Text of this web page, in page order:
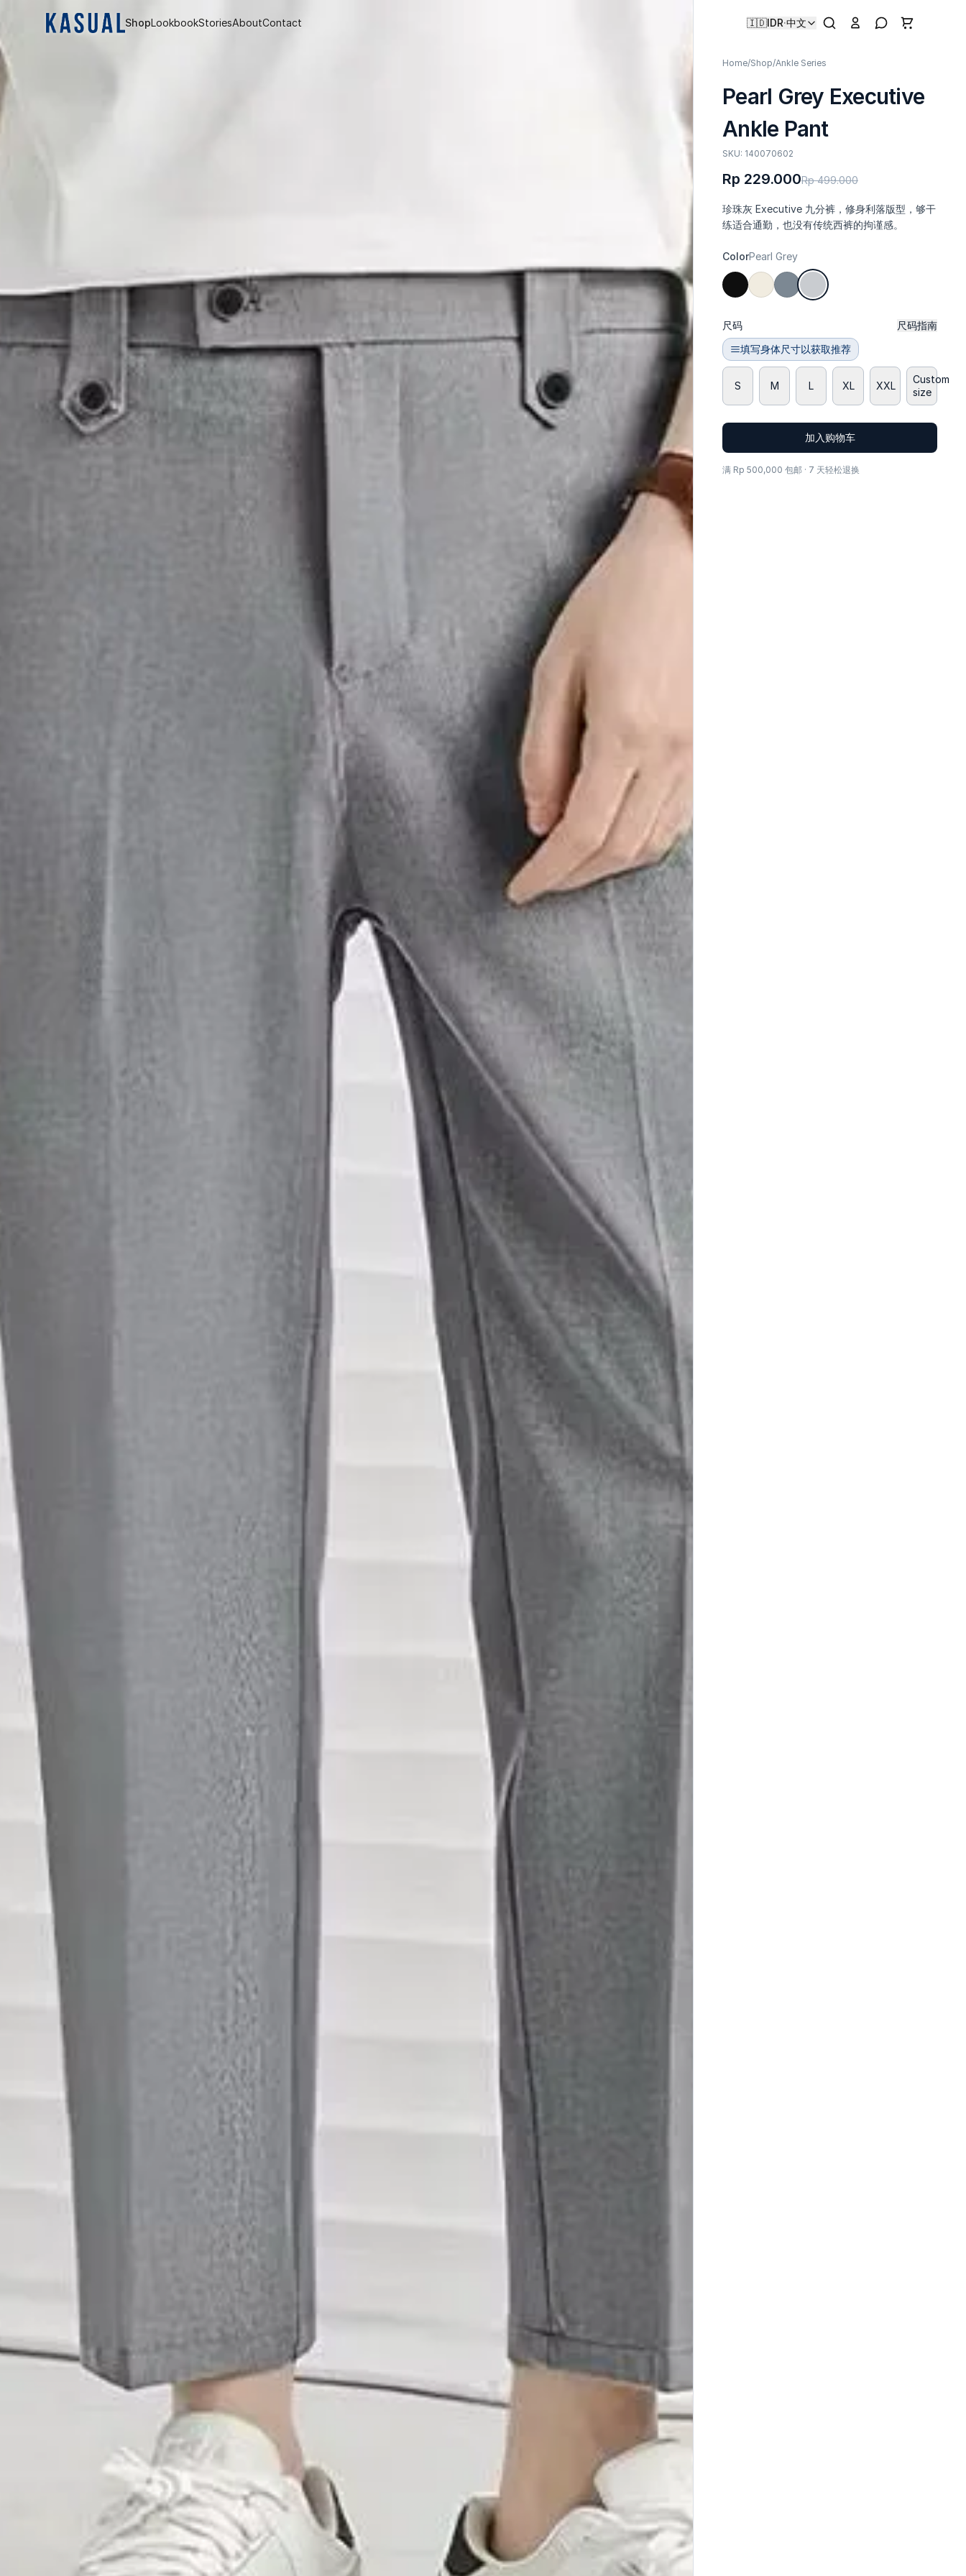
ShopLookbookStoriesAboutContact 🇮🇩IDR·中文
Home/Shop/Ankle Series
Pearl Grey Executive
Ankle Pant
SKU: 140070602
Rp 229.000Rp 499.000
珍珠灰 Executive 九分裤，修身利落版型，够干
练适合通勤，也没有传统西裤的拘谨感。
ColorPearl Grey
尺码
尺码指南
填写身体尺寸以获取推荐
S M L XL XXL
Custom
size
加入购物车
满 Rp 500,000 包邮 · 7 天轻松退换